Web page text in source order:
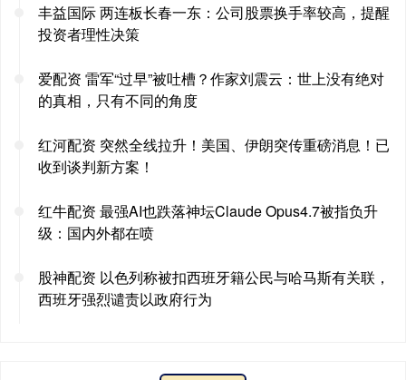
丰益国际 两连板长春一东：公司股票换手率较高，提醒
投资者理性决策
爱配资 雷军“过早”被吐槽？作家刘震云：世上没有绝对
的真相，只有不同的角度
红河配资 突然全线拉升！美国、伊朗突传重磅消息！已
收到谈判新方案！
红牛配资 最强AI也跌落神坛Claude Opus4.7被指负升
级：国内外都在喷
股神配资 以色列称被扣西班牙籍公民与哈马斯有关联，
西班牙强烈谴责以政府行为